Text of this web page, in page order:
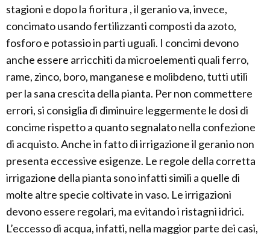
stagioni e dopo la fioritura , il geranio va, invece,
concimato usando fertilizzanti composti da azoto,
fosforo e potassio in parti uguali. I concimi devono
anche essere arricchiti da microelementi quali ferro,
rame, zinco, boro, manganese e molibdeno, tutti utili
per la sana crescita della pianta. Per non commettere
errori, si consiglia di diminuire leggermente le dosi di
concime rispetto a quanto segnalato nella confezione
di acquisto. Anche in fatto di irrigazione il geranio non
presenta eccessive esigenze. Le regole della corretta
irrigazione della pianta sono infatti simili a quelle di
molte altre specie coltivate in vaso. Le irrigazioni
devono essere regolari, ma evitando i ristagni idrici.
L’eccesso di acqua, infatti, nella maggior parte dei casi,